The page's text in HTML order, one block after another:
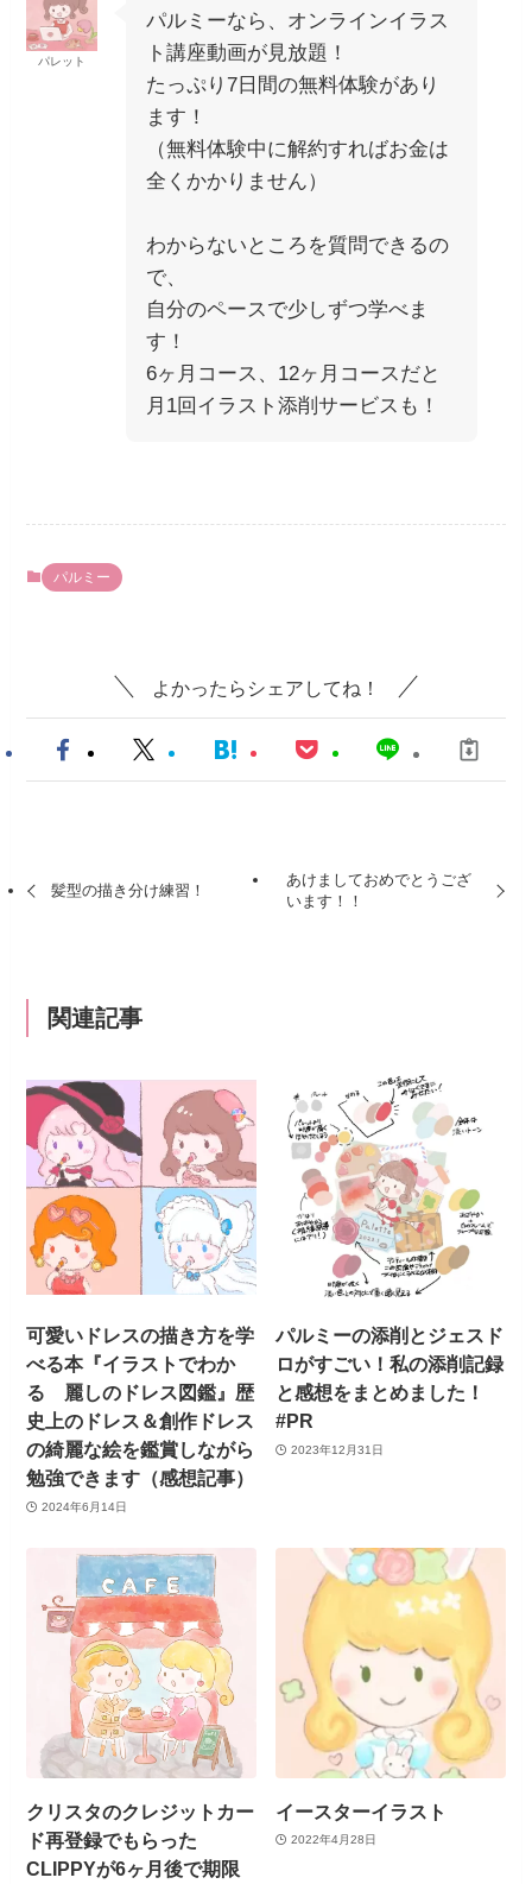
パレット
パルミーなら、オンラインイラス
ト講座動画が見放題！
たっぷり7日間の無料体験があり
ます！
（無料体験中に解約すればお金は
全くかかりません）
わからないところを質問できるの
で、
自分のペースで少しずつ学べま
す！
6ヶ月コース、12ヶ月コースだと
月1回イラスト添削サービスも！
パルミー
よかったらシェアしてね！
髪型の描き分け練習！
あけましておめでとうござ
います！！
関連記事
可愛いドレスの描き方を学
べる本『イラストでわか
る 麗しのドレス図鑑』歴
史上のドレス＆創作ドレス
の綺麗な絵を鑑賞しながら
勉強できます（感想記事）
2024年6月14日
パルミーの添削とジェスド
ロがすごい！私の添削記録
と感想をまとめました！
#PR
2023年12月31日
クリスタのクレジットカー
ド再登録でもらった
CLIPPYが6ヶ月後で期限
イースターイラスト
2022年4月28日